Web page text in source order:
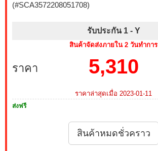
(#SCA3572208051708)
รับประกัน 1 - Y
สินค้าจัดส่งภายใน 2 วันทำการ
ราคา 5,310
ราคาล่าสุดเมื่อ 2023-01-11
ส่งฟรี
สินค้าหมดชั่วคราว